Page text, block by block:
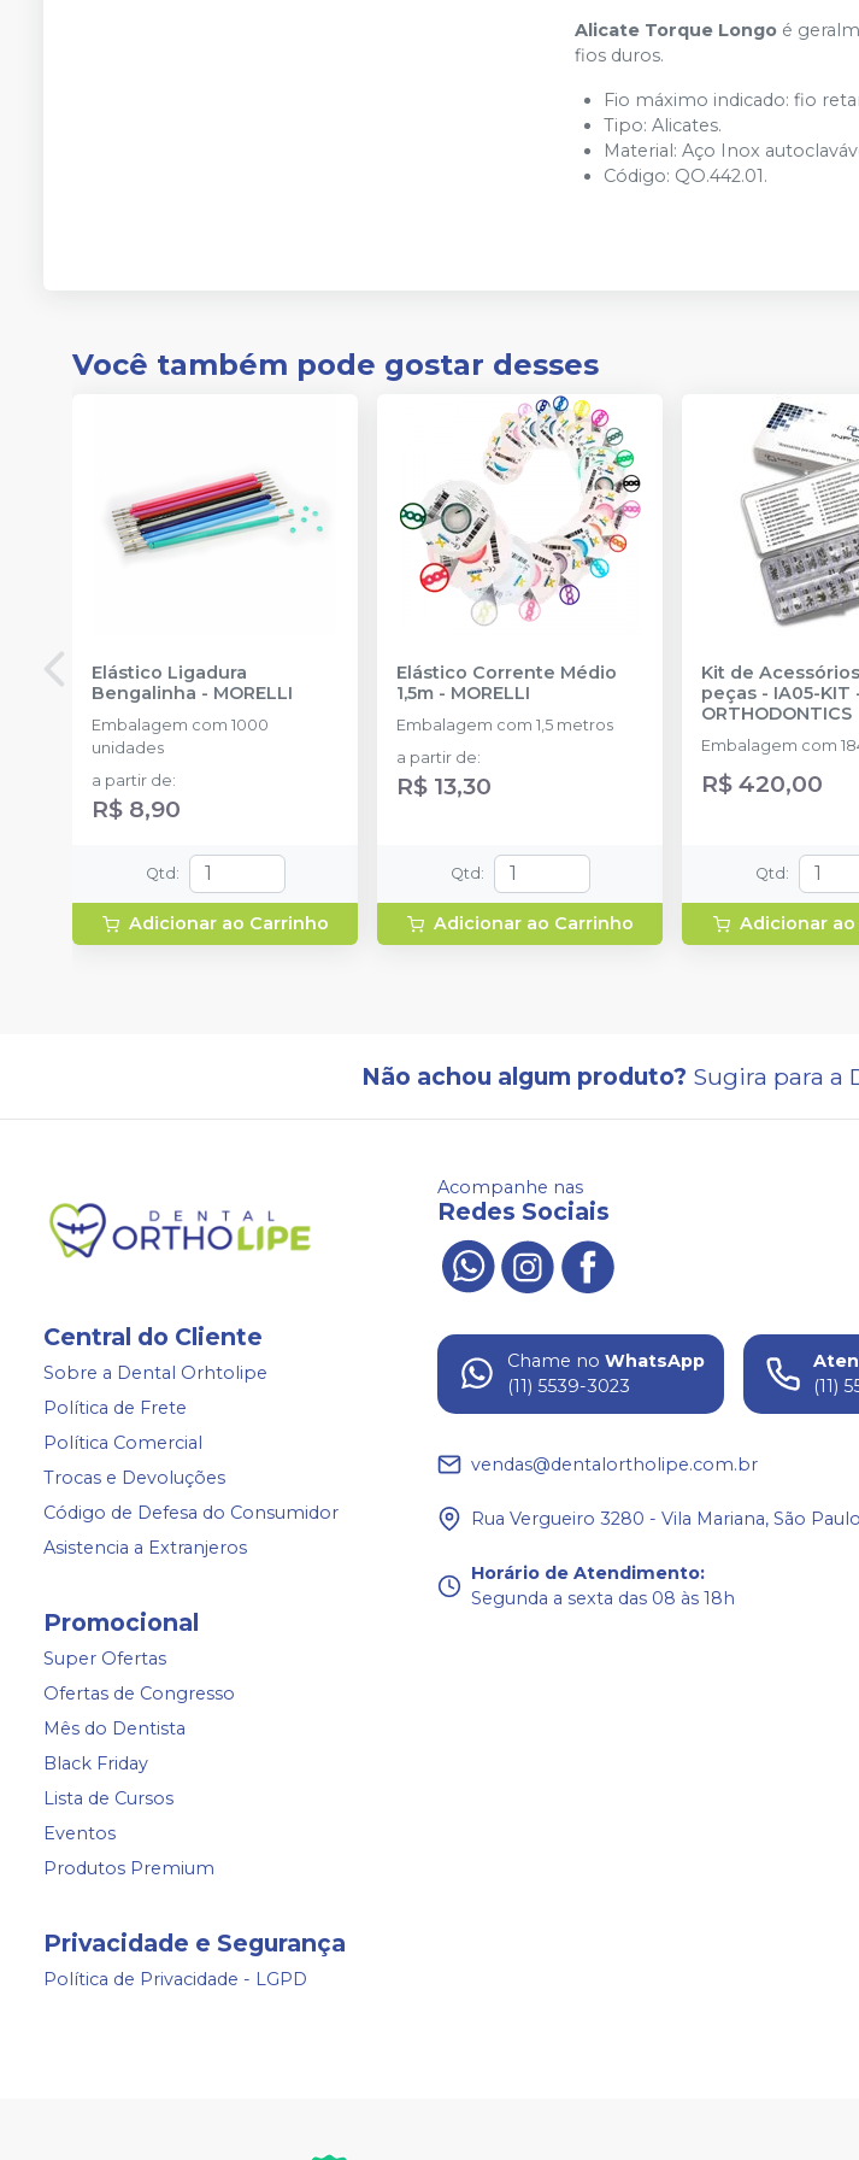
Alicate Torque Longo é
fios duros.
Fio máximo indicado: fio
Tipo: Alicates.
Material: Aço Inox
Código: QO.442.01.
Você também pode gostar desses
Elástico Ligadura
Bengalinha - MORELLI
Embalagem com 1000
unidades
a partir de:
R$ 8,90
Qtd :
Adicionar ao Carrinho
Elástico Corrente Médio
1,5m - MORELLI
Embalagem com 1,5 metros
a partir de:
R$ 13,30
Qtd :
Adicionar ao Carrinho
Kit de
peças - IA05-KIT
ORTHODONTICS
Embalagem com
R$ 420,00
Qtd :
Adicionar
Não achou algum produto? Sugira para a
Central do Cliente
Sobre a Dental Orhtolipe
Política de Frete
Política Comercial
Trocas e Devoluções
Código de Defesa do Consumidor
Asistencia a Extranjeros
Promocional
Super Ofertas
Ofertas de Congresso
Mês do Dentista
Black Friday
Lista de Cursos
Eventos
Produtos Premium
Privacidade e Segurança
Política de Privacidade - LGPD
Acompanhe nas
Redes Sociais
Chame no WhatsApp
(11) 5539-3023
(11)
vendas@dentalortholipe.com.br
Rua Vergueiro 3280 - Vila Mariana, São
Horário de Atendimento:
Segunda a sexta das 08 às 18h